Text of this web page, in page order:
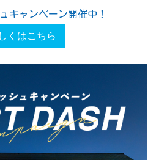
キャンペーン開催中！
くはこちら